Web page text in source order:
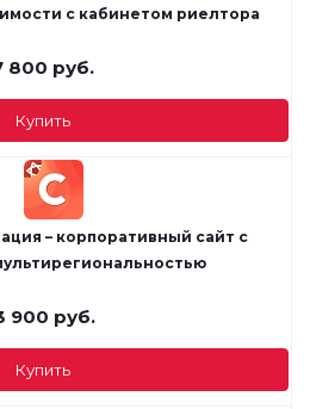
с кабинетом риелтора
800 руб.
Купить
– корпоративный сайт с
900 руб.
Купить